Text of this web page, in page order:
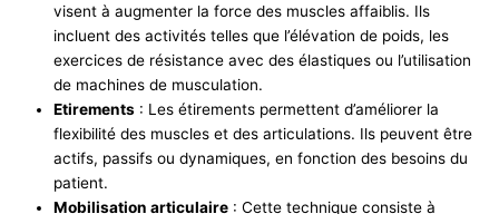
visent à augmenter la force des muscles affaiblis. Ils
incluent des activités telles que l’élévation de poids, les
exercices de résistance avec des élastiques ou l’utilisation
de machines de musculation.
Etirements : Les étirements permettent d’améliorer la
flexibilité des muscles et des articulations. Ils peuvent être
actifs, passifs ou dynamiques, en fonction des besoins du
patient.
Mobilisation articulaire : Cette technique consiste à